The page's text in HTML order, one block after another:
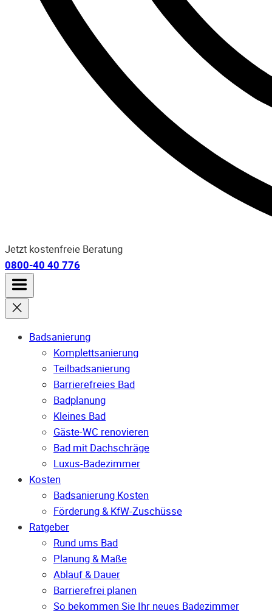
Jetzt kostenfreie Beratung
0800-40 40 776
Badsanierung
Komplettsanierung
Teilbadsanierung
Barrierefreies Bad
Badplanung
Kleines Bad
Gäste-WC renovieren
Bad mit Dachschräge
Luxus-Badezimmer
Kosten
Badsanierung Kosten
Förderung & KfW-Zuschüsse
Ratgeber
Rund ums Bad
Planung & Maße
Ablauf & Dauer
Barrierefrei planen
So bekommen Sie Ihr neues Badezimmer